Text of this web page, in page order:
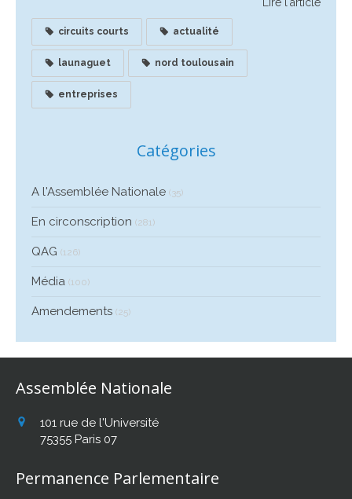
circuits courts actualité
launaguet nord toulousain
entreprises
Catégories
A l'Assemblée Nationale (35)
En circonscription (281)
QAG (126)
Média (100)
Amendements (25)
Assemblée Nationale
101 rue de l'Université
75355 Paris 07
Permanence Parlementaire